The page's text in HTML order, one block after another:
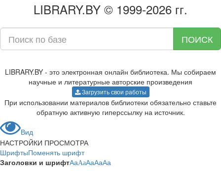
LIBRARY.BY © 1999-2026 гг.
ПОИСК
LIBRARY.BY - это электронная онлайн библиотека. Мы собираем
научные и литературные авторские произведения
Загрузить свои работы
При использовании материалов библиотеки обязательно ставьте
обратную активную гиперссылку на источник.
Вид
НАСТРОЙКИ ПРОСМОТРА
ШрифтыПоменять шрифт
Заголовки и шрифтAaAaAaAaAa